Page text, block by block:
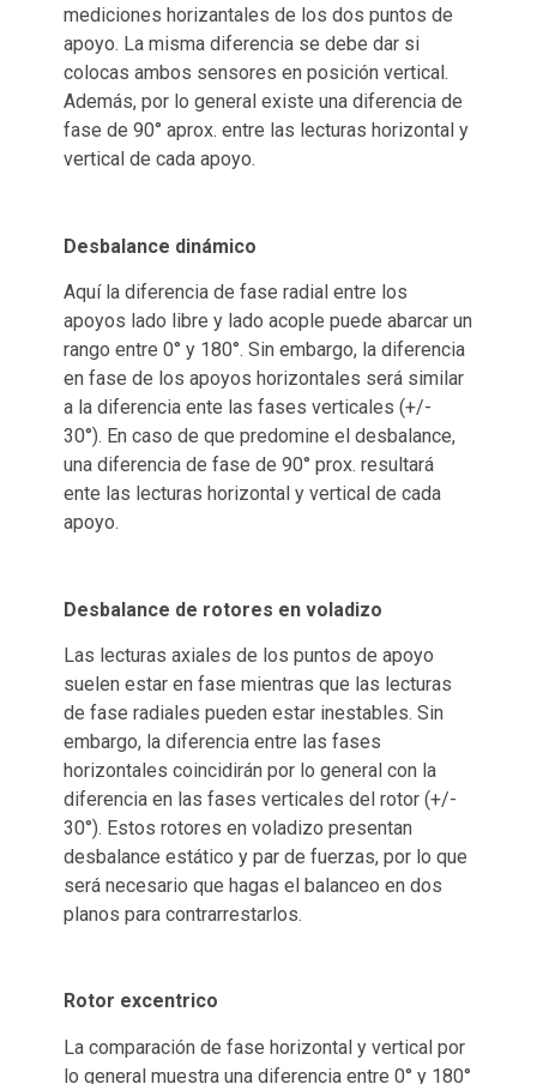
mediciones horizantales de los dos puntos de
apoyo. La misma diferencia se debe dar si
colocas ambos sensores en posición vertical.
Además, por lo general existe una diferencia de
fase de 90° aprox. entre las lecturas horizontal y
vertical de cada apoyo.
Desbalance dinámico
Aquí la diferencia de fase radial entre los
apoyos lado libre y lado acople puede abarcar un
rango entre 0° y 180°. Sin embargo, la diferencia
en fase de los apoyos horizontales será similar
a la diferencia ente las fases verticales (+/-
30°). En caso de que predomine el desbalance,
una diferencia de fase de 90° prox. resultará
ente las lecturas horizontal y vertical de cada
apoyo.
Desbalance de rotores en voladizo
Las lecturas axiales de los puntos de apoyo
suelen estar en fase mientras que las lecturas
de fase radiales pueden estar inestables. Sin
embargo, la diferencia entre las fases
horizontales coincidirán por lo general con la
diferencia en las fases verticales del rotor (+/-
30°). Estos rotores en voladizo presentan
desbalance estático y par de fuerzas, por lo que
será necesario que hagas el balanceo en dos
planos para contrarrestarlos.
Rotor excentrico
La comparación de fase horizontal y vertical por
lo general muestra una diferencia entre 0° y 180°